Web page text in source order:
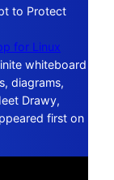
to Protect
for Linux
whiteboard
diagrams,
Drawy,
first on